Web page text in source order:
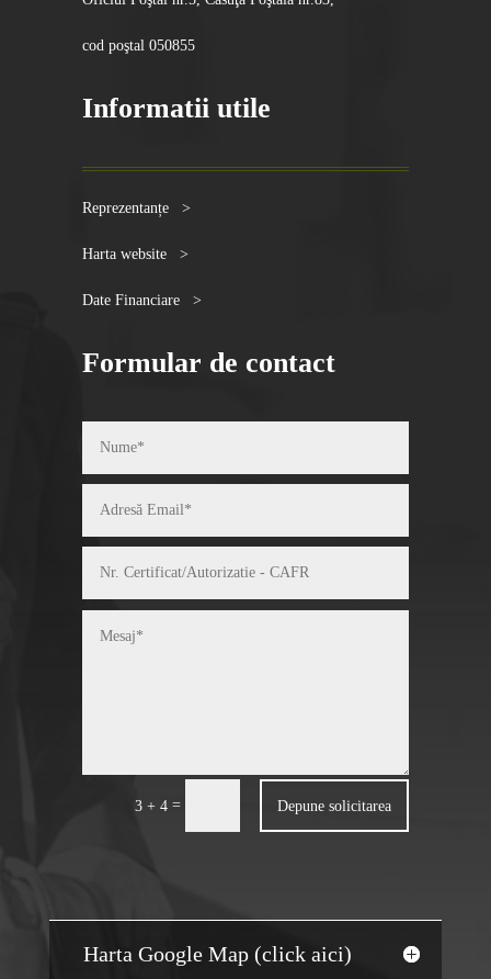
cod poştal 050855
Informatii utile
Reprezentanțe >
Harta website >
Date Financiare >
Formular de contact
3 + 4 = Depune solicitarea
Harta Google Map (click aici)